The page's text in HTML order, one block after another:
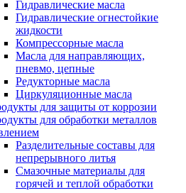
Гидравлические масла
Гидравлические огнестойкие
жидкости
Компрессорные масла
Масла для направляющих,
пневмо, цепные
Редукторные масла
Циркуляционные масла
для защиты от коррозии
для обработки металлов
Разделительные составы для
непрерывного литья
Смазочные материалы для
горячей и теплой обработки